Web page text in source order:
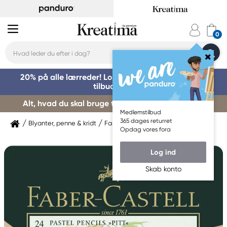
Medlemstilbud
365 dages returret
Opdag vores fora
Log ind
Skab konto
20% på alle lærreder! Log på for at benytte dig af
tilbuddet »
Alt, hvad du skal bruge til kursusstart – køb her »
Blyanter, penne & kridt Farveblyanter Faber-Castell